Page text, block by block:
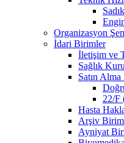
Organizasyon
İdari Birimler
İletişim ve
Sağlık
Satın
22/F
Hasta
Arşiv
Ayniyat